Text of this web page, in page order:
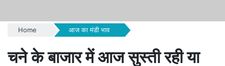
Home आज का मंडी भाव
चने के बाजार में आज सुस्ती रही या